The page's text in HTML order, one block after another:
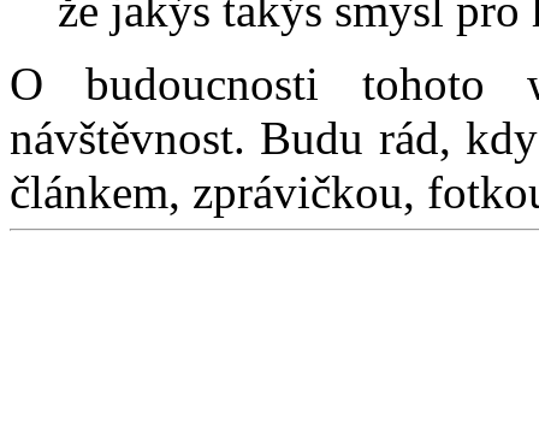
že jakýs takýs smysl pro
O budoucnosti tohoto
návštěvnost. Budu rád,
článkem, zprávičkou,